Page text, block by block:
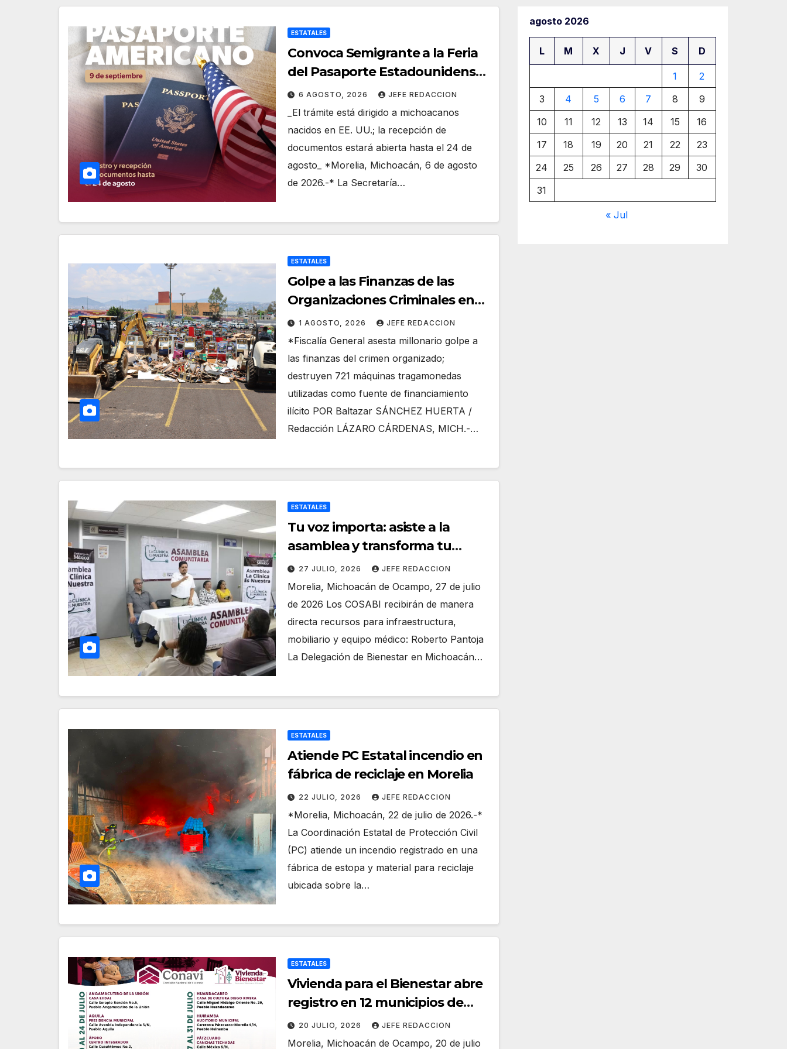
ESTATALES
Convoca Semigrante a la Feria
del Pasaporte Estadounidense
2026
6 AGOSTO, 2026 JEFE REDACCION
_El trámite está dirigido a michoacanos
nacidos en EE. UU.; la recepción de
documentos estará abierta hasta el 24 de
agosto_ *Morelia, Michoacán, 6 de agosto
de 2026.-* La Secretaría…
ESTATALES
Golpe a las Finanzas de las
Organizaciones Criminales en
Operativos Interinstitucionales
1 AGOSTO, 2026 JEFE REDACCION
*Fiscalía General asesta millonario golpe a
las finanzas del crimen organizado;
destruyen 721 máquinas tragamonedas
utilizadas como fuente de financiamiento
ilícito POR Baltazar SÁNCHEZ HUERTA /
Redacción LÁZARO CÁRDENAS, MICH.-…
ESTATALES
Tu voz importa: asiste a la
asamblea y transforma tu
clínica del IMSS-Bienestar
27 JULIO, 2026 JEFE REDACCION
Morelia, Michoacán de Ocampo, 27 de julio
de 2026 Los COSABI recibirán de manera
directa recursos para infraestructura,
mobiliario y equipo médico: Roberto Pantoja
La Delegación de Bienestar en Michoacán…
ESTATALES
Atiende PC Estatal incendio en
fábrica de reciclaje en Morelia
22 JULIO, 2026 JEFE REDACCION
*Morelia, Michoacán, 22 de julio de 2026.-*
La Coordinación Estatal de Protección Civil
(PC) atiende un incendio registrado en una
fábrica de estopa y material para reciclaje
ubicada sobre la…
ESTATALES
Vivienda para el Bienestar abre
registro en 12 municipios de
Michoacán: Roberto Pantoja
20 JULIO, 2026 JEFE REDACCION
Morelia, Michoacán de Ocampo, 20 de julio
agosto 2026
L M X J V S D
1
2
3
4 5 6 7 8
9
10
11 12 13 14 15
16
17
18 19 20 21 22
23
24
25 26 27 28 29
30
31
« Jul